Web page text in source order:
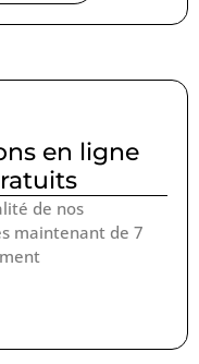
en ligne
de nos
maintenant de 7